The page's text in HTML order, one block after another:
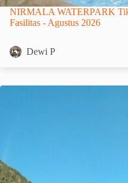
NIRMALA WATERPARK
Fasilitas - Agustus 2026
Dewi P